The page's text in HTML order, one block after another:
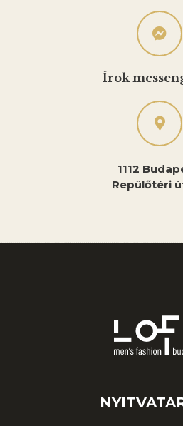
Írok
1112
Repülőtéri